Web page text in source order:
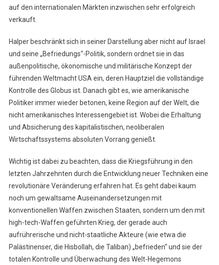
auf den internationalen Märkten inzwischen sehr erfolgreich
verkauft.
Halper beschränkt sich in seiner Darstellung aber nicht auf Israel
und seine „Befriedungs“-Politik, sondern ordnet sie in das
außenpolitische, ökonomische und militärische Konzept der
führenden Weltmacht USA ein, deren Hauptziel die vollständige
Kontrolle des Globus ist. Danach gibt es, wie amerikanische
Politiker immer wieder betonen, keine Region auf der Welt, die
nicht amerikanisches Interessengebiet ist. Wobei die Erhaltung
und Absicherung des kapitalistischen, neoliberalen
Wirtschaftssystems absoluten Vorrang genießt.
Wichtig ist dabei zu beachten, dass die Kriegsführung in den
letzten Jahrzehnten durch die Entwicklung neuer Techniken eine
revolutionäre Veränderung erfahren hat. Es geht dabei kaum
noch um gewaltsame Auseinandersetzungen mit
konventionellen Waffen zwischen Staaten, sondern um den mit
high-tech-Waffen geführten Krieg, der gerade auch
aufrührerische und nicht-staatliche Akteure (wie etwa die
Palästinenser, die Hisbollah, die Taliban) „befrieden“ und sie der
totalen Kontrolle und Überwachung des Welt-Hegemons